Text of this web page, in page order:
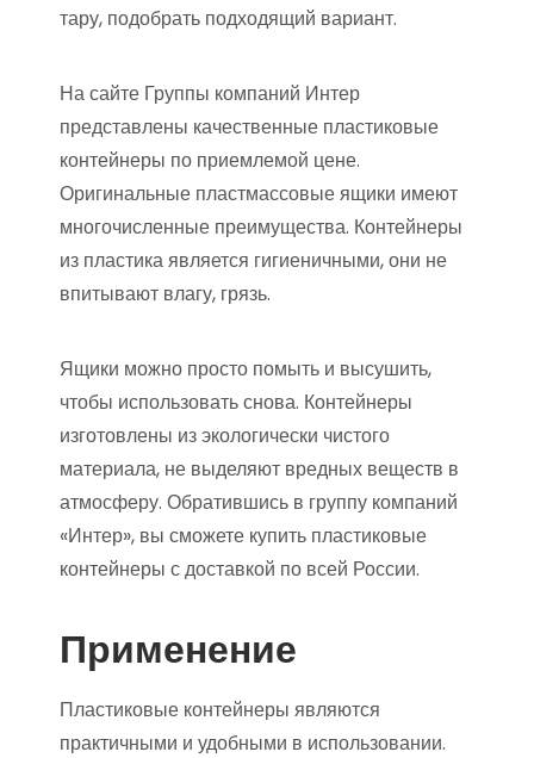
тару, подобрать подходящий вариант.
На сайте Группы компаний Интер
представлены качественные пластиковые
контейнеры по приемлемой цене.
Оригинальные пластмассовые ящики имеют
многочисленные преимущества. Контейнеры
из пластика является гигиеничными, они не
впитывают влагу, грязь.
Ящики можно просто помыть и высушить,
чтобы использовать снова. Контейнеры
изготовлены из экологически чистого
материала, не выделяют вредных веществ в
атмосферу. Обратившись в группу компаний
«Интер», вы сможете купить пластиковые
контейнеры с доставкой по всей России.
Применение
Пластиковые контейнеры являются
практичными и удобными в использовании.